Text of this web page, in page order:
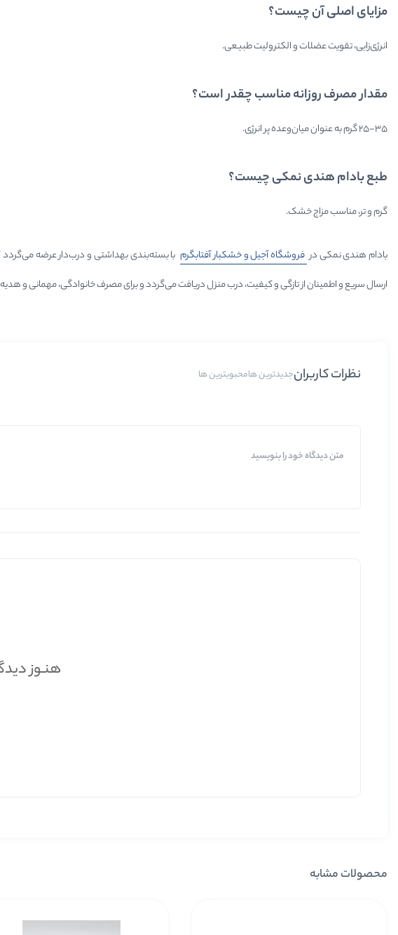
مزایای اصلی آن چیست؟
انرژی‌زایی، تقویت عضلات و الکترولیت طبیعی.
مقدار مصرف روزانه مناسب چقدر است؟
۲۵-۳۵ گرم به عنوان میان‌وعده پر انرژی.
طبع بادام هندی نمکی چیست؟
گرم و تر، مناسب مزاج خشک.
بادام هندی نمکی در فروشگاه آجیل و خشکبار آفتابگرم با بسته‌بندی بهداشتی و درب‌دار عرضه می‌گردد
ارسال سریع و اطمینان از تازگی و کیفیت، درب منزل دریافت می‌گردد و برای مصرف خانوادگی، مهمانی و هدیه
نظرات کاربرانجدیدترین هامحبوبترین ها
هنـوز
محصولات مشابه